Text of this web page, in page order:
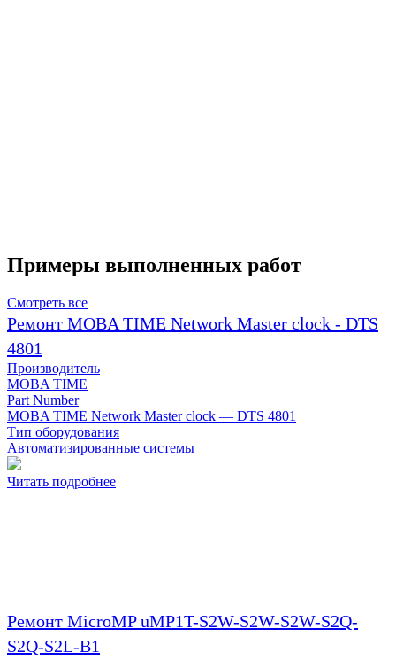
Примеры выполненных работ
Смотреть все
Ремонт MOBA TIME Network Master clock - DTS
4801
Производитель
MOBA TIME
Part Number
MOBA TIME Network Master clock — DTS 4801
Тип оборудования
Автоматизированные системы
Читать подробнее
Ремонт MicroMP uMP1T-S2W-S2W-S2W-S2Q-
S2Q-S2L-B1